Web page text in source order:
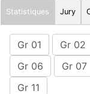
Statistiques Jury
Gr 01 Gr 02
Gr 06
Gr 07
Gr 11